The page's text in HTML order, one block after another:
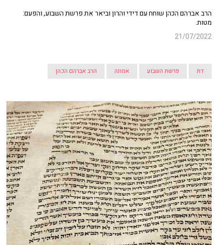
הרב אברהם הכהן שוחח עם דידי והרון וביאר את פרשת השבוע, והפעם:
מטות.
21/07/2022
דת פרשת השבוע אמונה הרב אברהם הכהן